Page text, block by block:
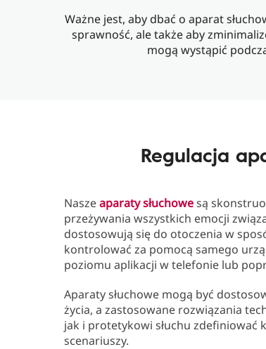
Ważne jest, aby dbać o aparat
sprawność, ale także aby
mogą wystąpić
Regulacja
Naszeaparaty słuchowesą
przeżywania wszystkich emocji
dostosowują się do otoczenia w
kontrolować za pomocą samego
poziomu aplikacji w telefonie lub
Aparaty słuchowe mogą być
życia, a zastosowane rozwiązania
jak i protetykowi słuchu
scenariuszy.